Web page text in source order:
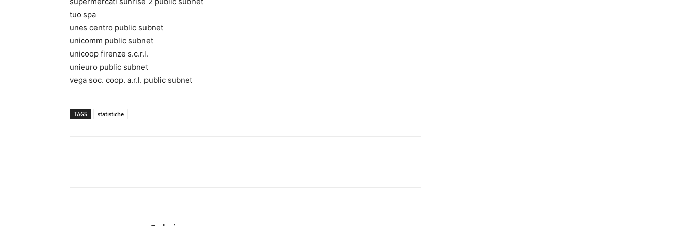
tuo spa
unes centro public subnet
unicomm public subnet
unicoop firenze s.c.r.l.
unieuro public subnet
vega soc. coop. a.r.l. public subnet
TAGS statistiche